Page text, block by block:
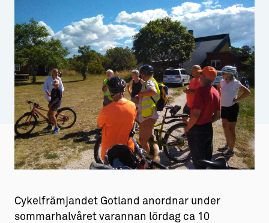
Aktiviteter
Sustainable Plejs
Möten & kongresser
Hansestaden världsarv
Gotlands kulturarv
Almedalsveckan
Medeltidsveckan
→ Gutamål och gotländska
Allt om bostad
→ Hyra bostad
→ Köpa bostad
→ Bygga hus
Allt om livet på Ön
→ Fritidsliv
→ Idrottsliv
Cykelfrämjandet Gotland anordnar under
sommarhalvåret varannan lördag ca 10